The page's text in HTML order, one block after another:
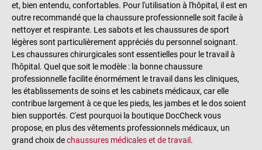
et, bien entendu, confortables. Pour l'utilisation à l'hôpital, il est en
outre recommandé que la chaussure professionnelle soit facile à
nettoyer et respirante. Les sabots et les chaussures de sport
légères sont particulièrement appréciés du personnel soignant.
Les chaussures chirurgicales sont essentielles pour le travail à
l'hôpital. Quel que soit le modèle : la bonne chaussure
professionnelle facilite énormément le travail dans les cliniques,
les établissements de soins et les cabinets médicaux, car elle
contribue largement à ce que les pieds, les jambes et le dos soient
bien supportés. C'est pourquoi la boutique DocCheck vous
propose, en plus des vêtements professionnels médicaux, un
grand choix dechaussures médicales et de travail .